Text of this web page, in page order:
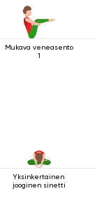
Mukava veneasento
1
Yksinkertainen
jooginen sinetti